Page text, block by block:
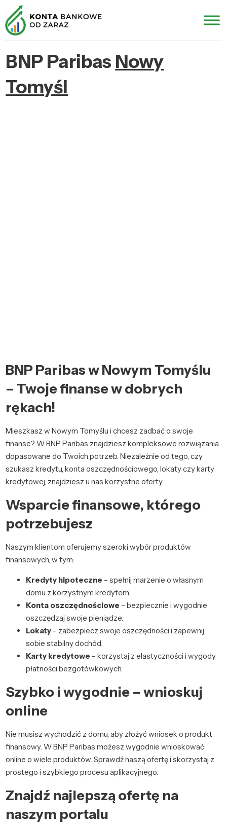
BNP Paribas Nowy
Tomyśl
BNP Paribas w Nowym Tomyślu
– Twoje finanse w dobrych
rękach!
Mieszkasz w Nowym Tomyślu i chcesz zadbać o swoje
finanse? W BNP Paribas znajdziesz kompleksowe rozwiązania
dopasowane do Twoich potrzeb. Niezależnie od tego, czy
szukasz kredytu, konta oszczędnościowego, lokaty czy karty
kredytowej, znajdziesz u nas korzystne oferty.
Wsparcie finansowe, którego
potrzebujesz
Naszym klientom oferujemy szeroki wybór produktów
finansowych, w tym:
Kredyty hipoteczne – spełnij marzenie o własnym
domu z korzystnym kredytem.
Konta oszczędnościowe – bezpiecznie i wygodnie
oszczędzaj swoje pieniądze.
Lokaty – zabezpiecz swoje oszczędności i zapewnij
sobie stabilny dochód.
Karty kredytowe – korzystaj z elastyczności i wygody
płatności bezgotówkowych.
Szybko i wygodnie – wnioskuj
online
Nie musisz wychodzić z domu, aby złożyć wniosek o produkt
finansowy. W BNP Paribas możesz wygodnie wnioskować
online o wiele produktów. Sprawdź naszą ofertę i skorzystaj z
prostego i szybkiego procesu aplikacyjnego.
Znajdź najlepszą ofertę na
naszym portalu